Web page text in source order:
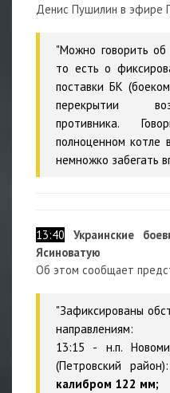
Денис Пушилин в эфире
"Можно говорить
то есть о
поставки БК
перекрытии
противника.
полноценном котле
немножко забегать
13:40
Украинские
Ясиноватую
Об этом сообщает
"Зафиксированы
направлениям:
13:15 - н.п.
(Петровский район):
калибром 122 мм;